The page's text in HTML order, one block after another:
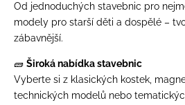
Od jednoduchých stavebnic pro
modely pro starší děti a dospělé –
zábavnější.
🧱 Široká nabídka stavebnic
Vyberte si z klasických kostek,
technických modelů nebo